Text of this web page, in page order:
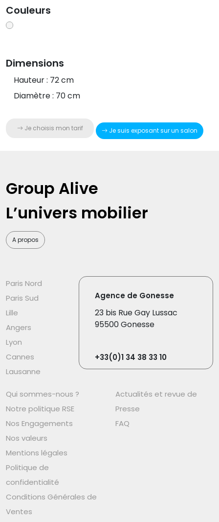
Couleurs
Dimensions
Hauteur : 72 cm
Diamètre : 70 cm
Je choisis mon tarif Je suis exposant sur un salon
Group Alive
L’univers mobilier
A propos
Paris Nord
Paris Sud
Lille
Angers
Lyon
Cannes
Lausanne
Agence de Gonesse
23 bis Rue Gay Lussac
95500 Gonesse
+33(0)1 34 38 33 10
Qui sommes-nous ?
Notre politique RSE
Nos Engagements
Nos valeurs
Mentions légales
Politique de
confidentialité
Conditions Générales de
Ventes
Actualités et revue de
Presse
FAQ